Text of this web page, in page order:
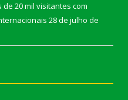
de 20 mil visitantes com
28 de julho de